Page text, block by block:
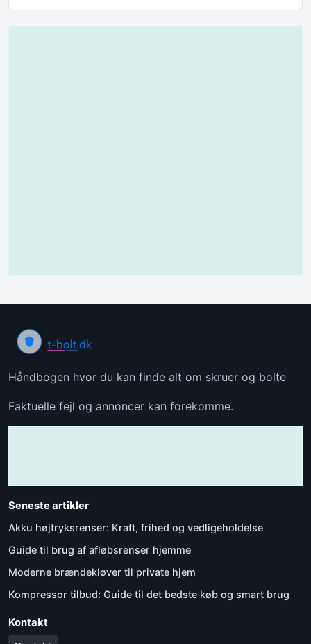
Håndbogen hvor du kan finde alt om skruer og bolte
Faktuelle fejl og annoncer kan forekomme.
Seneste artikler
Akku højtryksrenser: Kraft, frihed og vedligeholdelse
Guide til brug af afløbsrenser hjemme
Moderne brændekløver til private hjem
Kompressor tilbud: Guide til det bedste køb og smart brug
Kontakt